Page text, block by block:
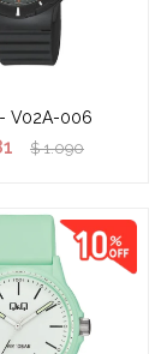
V02A-006
$ 1.090